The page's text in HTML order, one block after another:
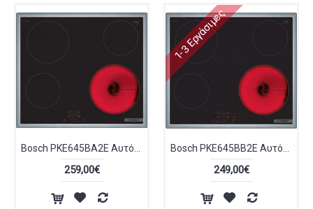
Bosch PKE645BA2E Αυτόνομη Κεραμική Εστία Inox Πλαίσιο 60cm
259,00€
1-3 Εργάσιμες
Bosch PKE645BB2E Αυτόνομη Εστία 4 Θέσεων Inox Πλαίσιο 60 cm
249,00€